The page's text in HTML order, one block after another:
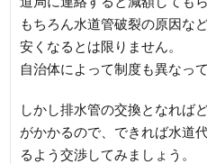
もちろん水道管破裂の原因な
安くなるとは限りません。
自治体によって制度も異なって
しかし排水管の交換となれば
がかかるので、できれば水道
るよう交渉してみましょう。